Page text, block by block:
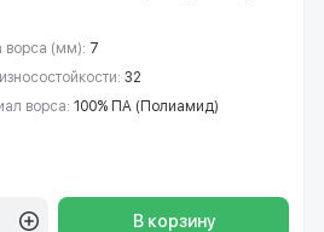
ворса (мм): 7
32
ворса: 100% ПА (Полиамид)
В корзину